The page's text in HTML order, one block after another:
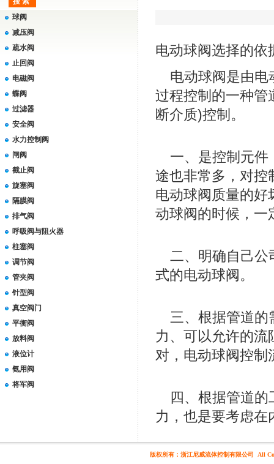
球阀
减压阀
疏水阀
止回阀
电磁阀
蝶阀
过滤器
安全阀
水力控制阀
闸阀
截止阀
旋塞阀
隔膜阀
排气阀
呼吸阀与阻火器
柱塞阀
调节阀
管夹阀
针型阀
真空阀门
平衡阀
放料阀
液位计
氨用阀
将军阀
电动球阀选择的依
电动球阀是由电
过程控制的一种管
断介质)控制。
一、是控制元件
途也非常多，对控
电动球阀质量的好
动球阀的时候，一
二、明确自己公
式的电动球阀 。
三、根据管道的
力、可以允许的流
对，电动球阀控制
四、根据管道的
力，也是要考虑在
版权所有：浙江尼威流体控制有限公司 All